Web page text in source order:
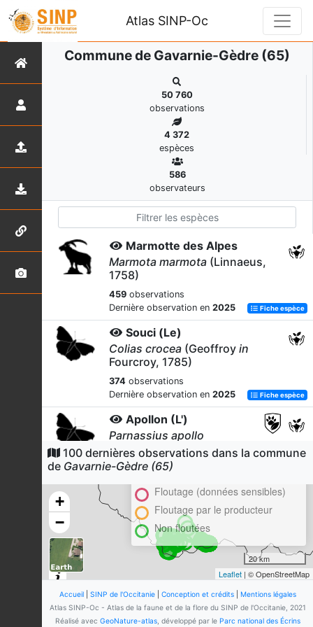
Atlas SINP-Oc
Commune de Gavarnie-Gèdre (65)
50 760
observations
4 372
espèces
586
observateurs
Marmotte des Alpes
Marmota marmota (Linnaeus,
1758)
459 observations
Dernière observation en 2025 Fiche espèce
Souci (Le)
Colias crocea (Geoffroy in
Fourcroy, 1785)
374 observations
Dernière observation en 2025 Fiche espèce
Apollon (L')
Parnassius apollo
(Linnaeus, 1758)
326observations
Petite Tortue (La)
Aglais urticae(Linnaeus, 1758)
observations
Dernière observation en2024 Fiche espèce
Moiré des Fétuques (Le)
Erebia meolans(Prunner, 1798)
100 dernières observations dans la commune
de Gavarnie-Gèdre (65)
+
−
Cluster
En attente de validation régionale
Floutage (données sensibles)
Floutage par le producteur
Non floutées
20 km
Leaflet | © OpenStreetMap
Accueil| SINP de l'Occitanie| Conception et crédits| Mentions légales
Atlas SINP-Oc - Atlas de la faune et de la flore du SINP de l'Occitanie, 2021
Réalisé avec GeoNature-atlas, développé par le Parc national des Écrins